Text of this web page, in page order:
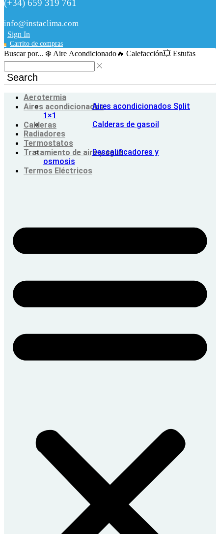
(+34) 659 319 761
info@instaclima.com
Sign In
0 Carrito de compras
Buscar por... ❄️ Aire Acondicionado🔥 Calefacción💥 Estufas
Search
Aerotermia
Aires acondicionadosAires acondicionados Split
1×1
Calderas
Calderas de gasoil
Radiadores
Termostatos
Tratamiento de aire y aguaDescalificadores y
osmosis
Termos Eléctricos